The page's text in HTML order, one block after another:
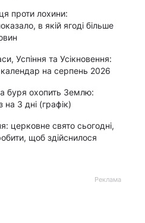
проти лохини:
в якій ягоді більше
Успіння та Усікновення:
на серпень 2026
буря охопить Землю:
на 3 дні (графік)
церковне свято сьогодні,
щоб здійснилося
Реклама